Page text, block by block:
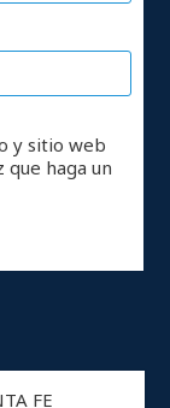
y sitio web
haga un
FE